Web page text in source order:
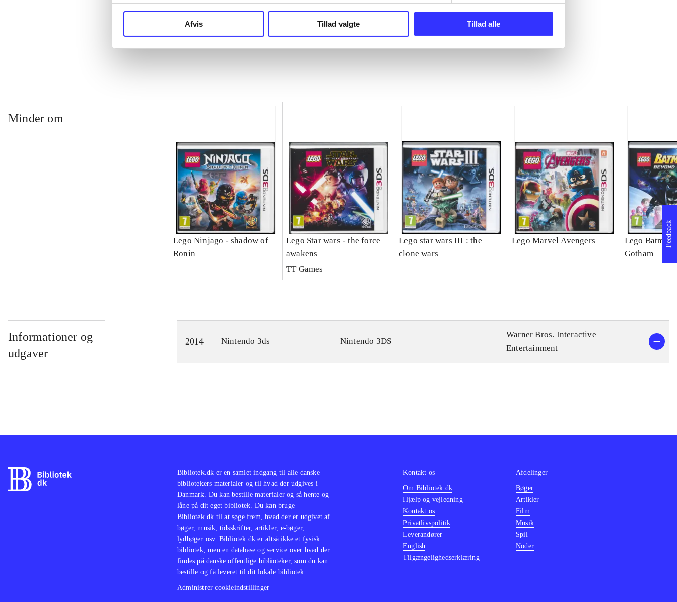
Afvis Tillad valgte Tillad alle
...
Minder om
Lego Ninjago - shadow of
Ronin
Lego Star wars - the force
awakens
TT Games
Lego star wars III : the
clone wars
Lego Marvel Avengers
Lego Batman
Gotham
Informationer og
udgaver
2014 Nintendo 3ds Nintendo 3DS
Warner Bros. Interactive
Entertainment
Feedback
Bibliotek.dk er en samlet indgang til alle danske
bibliotekers materialer og til hvad der udgives i
Danmark. Du kan bestille materialer og så hente og
låne på dit eget bibliotek. Du kan bruge
Bibliotek.dk til at søge frem, hvad der er udgivet af
bøger, musik, tidsskrifter, artikler, e-bøger,
lydbøger osv. Bibliotek.dk er altså ikke et fysisk
bibliotek, men en database og service over hvad der
findes på danske offentlige biblioteker, som du kan
bestille og få leveret til dit lokale bibliotek.
Administrer cookieindstillinger
Kontakt os
Om Bibliotek.dk
Hjælp og vejledning
Kontakt os
Privatlivspolitik
Leverandører
English
Tilgængelighedserklæring
Afdelinger
Bøger
Artikler
Film
Musik
Spil
Noder